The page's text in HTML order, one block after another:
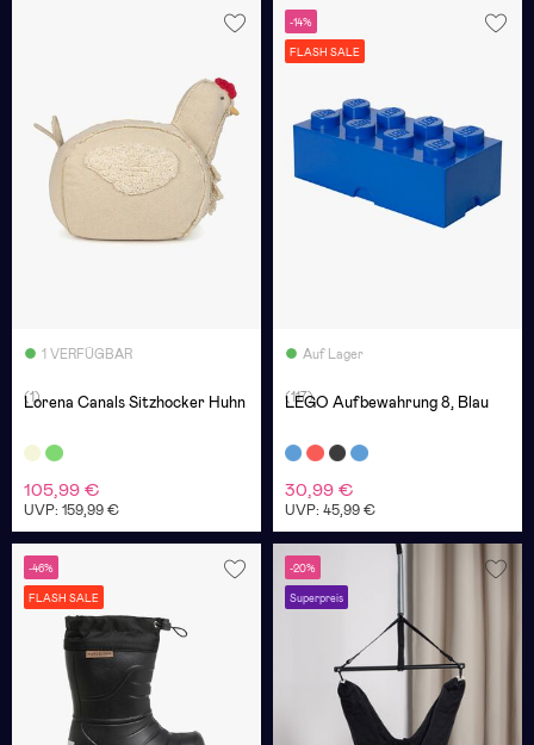
1 VERFÜGBAR
(1)
Lorena Canals Sitzhocker Huhn
105,99 €
UVP: 159,99 €
-14%
FLASH SALE
Auf Lager
(117)
LEGO Aufbewahrung 8, Blau
30,99 €
UVP: 45,99 €
-46%
FLASH SALE
-20%
Superpreis